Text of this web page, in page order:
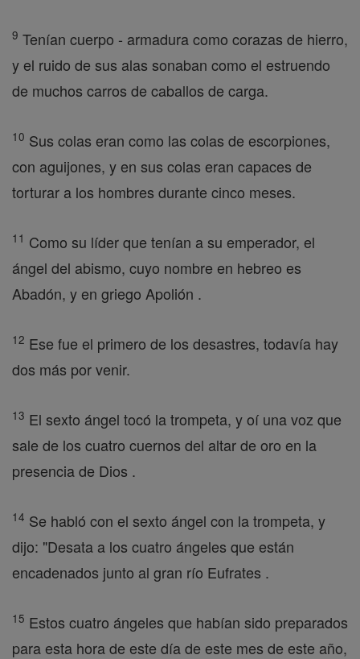
9 Tenían cuerpo - armadura como corazas de hierro,
y el ruido de sus alas sonaban como el estruendo
de muchos carros de caballos de carga.
10 Sus colas eran como las colas de escorpiones,
con aguijones, y en sus colas eran capaces de
torturar a los hombres durante cinco meses.
11 Como su líder que tenían a su emperador, el
ángel del abismo, cuyo nombre en hebreo es
Abadón, y en griego Apolión .
12 Ese fue el primero de los desastres, todavía hay
dos más por venir.
13 El sexto ángel tocó la trompeta, y oí una voz que
sale de los cuatro cuernos del altar de oro en la
presencia de Dios .
14 Se habló con el sexto ángel con la trompeta, y
dijo: "Desata a los cuatro ángeles que están
encadenados junto al gran río Eufrates .
15 Estos cuatro ángeles que habían sido preparados
para esta hora de este día de este mes de este año,